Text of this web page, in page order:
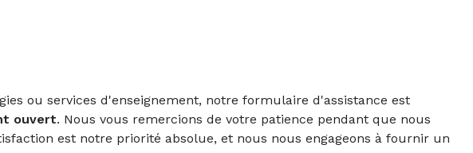
ou services d'enseignement, notre formulaire d'assistance est
ouvert. Nous vous remercions de votre patience pendant que nous
est notre priorité absolue, et nous nous engageons à fournir un